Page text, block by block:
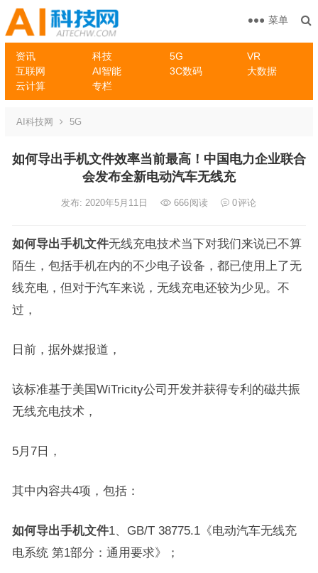
资讯 科技 5G
VR
互联网
AI智能 3C数码
大数据
云计算
专栏
菜单
AI科技网 5G
如何导出手机文件效率当前最高！中国电力企业联合
会发布全新电动汽车无线充
发布: 2020年5月11日 666阅读 0评论
如何导出手机文件无线充电技术当下对我们来说已不算
陌生，包括手机在内的不少电子设备，都已使用上了无
线充电，但对于汽车来说，无线充电还较为少见。不
过，
日前，据外媒报道，
该标准基于美国WiTricity公司开发并获得专利的磁共振
无线充电技术，
5月7日，
其中内容共4项，包括：
如何导出手机文件1、GB/T 38775.1《电动汽车无线充
电系统 第1部分：通用要求》；